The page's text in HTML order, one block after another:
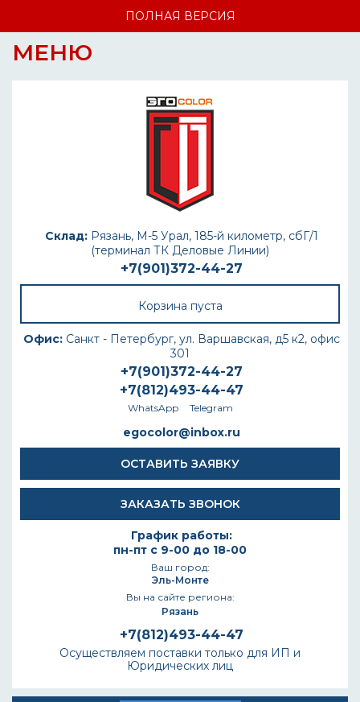
ПОЛНАЯ ВЕРСИЯ
МЕНЮ
Склад: Рязань, М-5 Урал, 185-й километр, сбГ/1
(терминал ТК Деловые Линии)
+7(901)372-44-27
Корзина пуста
Офис: Санкт - Петербург, ул. Варшавская, д5 к2, офис
301
+7(901)372-44-27
+7(812)493-44-47
WhatsApp Telegram
egocolor@inbox.ru
ОСТАВИТЬ ЗАЯВКУ
ЗАКАЗАТЬ ЗВОНОК
График работы:
пн-пт с 9-00 до 18-00
Ваш город:
Эль-Монте
Вы на сайте региона:
Рязань
+7(812)493-44-47
Осуществляем поставки только для ИП и
Юридических лиц